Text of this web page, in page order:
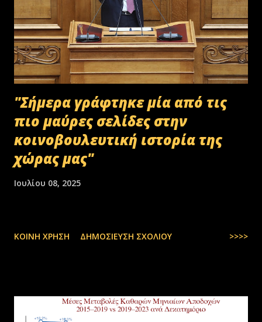
Τελωνείων-Τμήμα Διαχείρισης Δημόσιου Υλικού και της
συνεργαζόμενης με αυτήν εταιρείας ανακύκλωσης. Διευκρινίζεται ότι
στο αρχείο αυτό δεν συμπεριλαμβάνονταν αρχειακό υλικό που είχε
κοινοποιηθεί ότι ελέγχεται και στο ψηφιακό αρχείο του ΟΠΕΚΕΠ...
"Σήμερα γράφτηκε μία από τις
πιο μαύρες σελίδες στην
κοινοβουλευτική ιστορία της
χώρας μας"
Ιουλίου 08, 2025
ΚΟΙΝΉ ΧΡΉΣΗ ΔΗΜΟΣΊΕΥΣΗ ΣΧΟΛΊΟΥ >>>>